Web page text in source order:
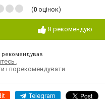
(0 оцінок)
Я рекомендую
рекомендував
і порекомендувати
Telegram